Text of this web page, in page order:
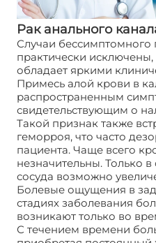
Рак анального
Случаи бессимптомного
практически
обладает яркими
Примесь алой крови в
распространенным
свидетельствующим о
Такой признак также
геморроя, что часто
пациента. Чаще всего
незначительны. Только
сосуда возможно
Болевые ощущения в
стадиях заболевания
возникают только во
С течением времени